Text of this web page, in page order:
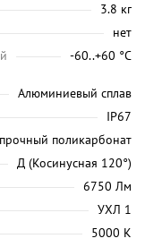
3.8 кг
нет
-60..+60 °С
Алюминиевый сплав
IP67
поликарбонат
Д (Косинусная 120°)
6750 Лм
УХЛ 1
5000 K